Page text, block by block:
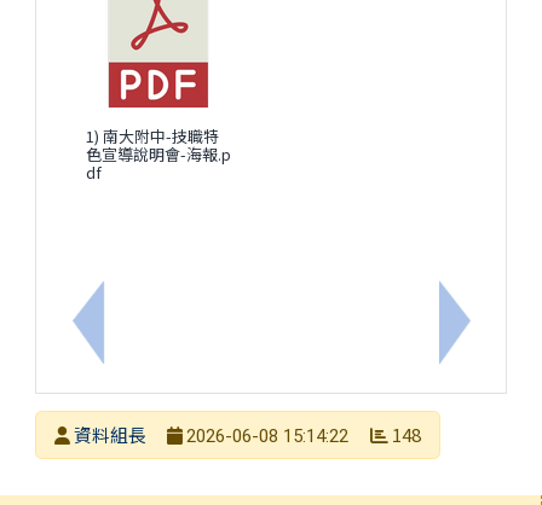
上一筆：轉知修正本市資優中心辦理115年度7-9月
1) 南大附中-技職特
色宣導說明會-海報.p
df
下一筆：
發布者
資料組長
2026-06-08 15:14:22 148